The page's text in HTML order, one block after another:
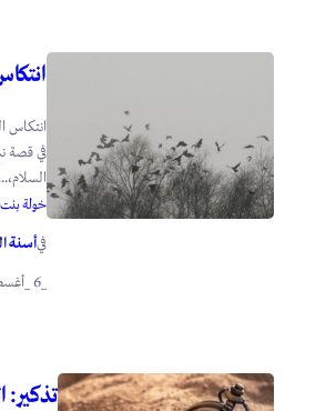
انتكاس
في قصة
السلام،...
خولة بنت
فيأسنة
تذكير: